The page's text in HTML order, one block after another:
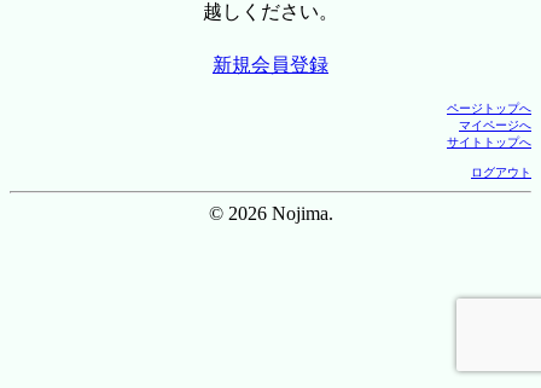
越しください。
新規会員登録
ページトップへ
マイページへ
サイトトップへ
ログアウト
© 2026 Nojima.